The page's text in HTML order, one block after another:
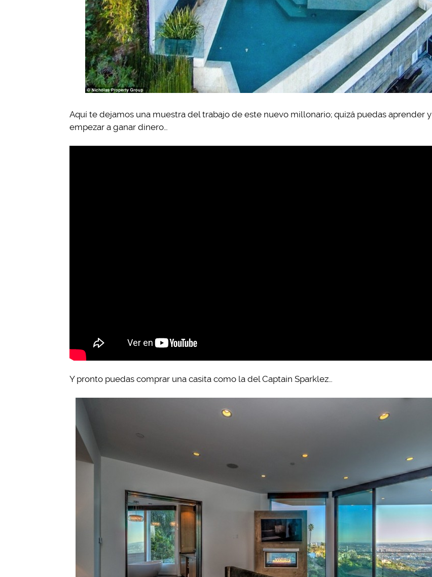
Aquí te dejamos una muestra del trabajo de este nuevo millonario; quizá puedas aprender y
empezar a ganar dinero…
Y pronto puedas comprar una casita como la del Captain Sparklez…